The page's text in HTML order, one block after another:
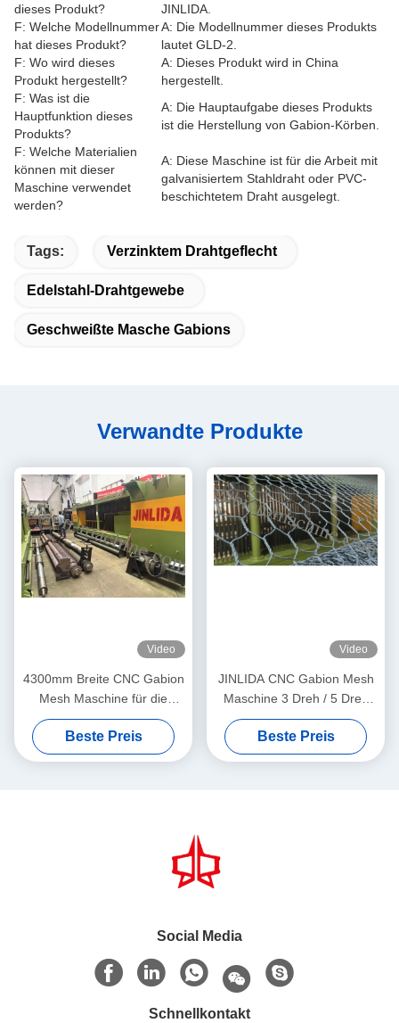
dieses Produkt?
JINLIDA.
F: Welche Modellnummer
hat dieses Produkt?
A: Die Modellnummer dieses Produkts
lautet GLD-2.
F: Wo wird dieses
Produkt hergestellt?
A: Dieses Produkt wird in China
hergestellt.
F: Was ist die
Hauptfunktion dieses
Produkts?
A: Die Hauptaufgabe dieses Produkts
ist die Herstellung von Gabion-Körben.
F: Welche Materialien
können mit dieser
Maschine verwendet
werden?
A: Diese Maschine ist für die Arbeit mit
galvanisiertem Stahldraht oder PVC-
beschichtetem Draht ausgelegt.
Tags: Verzinktem Drahtgeflecht
Edelstahl-Drahtgewebe
Geschweißte Masche Gabions
Verwandte Produkte
Video
4300mm Breite CNC Gabion
Mesh Maschine für die
hocheffiziente Gabion Mesh
Produktion
Beste Preis
Video
JINLIDA CNC Gabion Mesh
Maschine 3 Dreh / 5 Dreh
Wechselbar verstellbare
Drehlänge
Hochgeschwindigkeits-Multi-
Beste Preis
Social Media
Schnellkontakt